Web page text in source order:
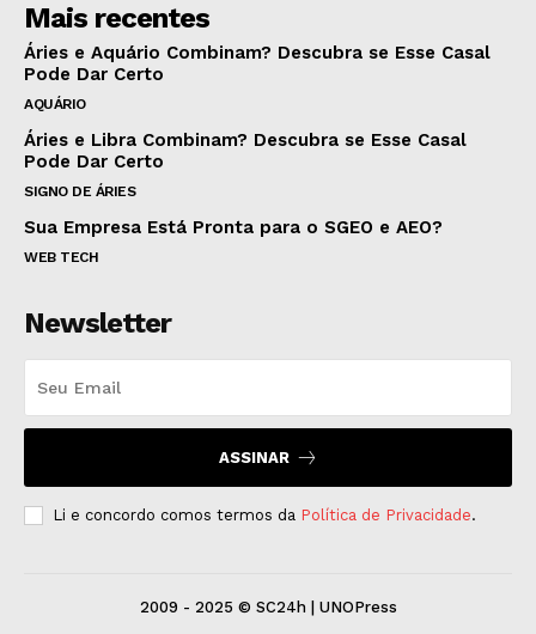
Mais recentes
Áries e Aquário Combinam? Descubra se Esse Casal
Pode Dar Certo
AQUÁRIO
Áries e Libra Combinam? Descubra se Esse Casal
Pode Dar Certo
SIGNO DE ÁRIES
Sua Empresa Está Pronta para o SGEO e AEO?
WEB TECH
Newsletter
ASSINAR
Li e concordo comos termos da Política de Privacidade.
2009 - 2025 © SC24h | UNOPress